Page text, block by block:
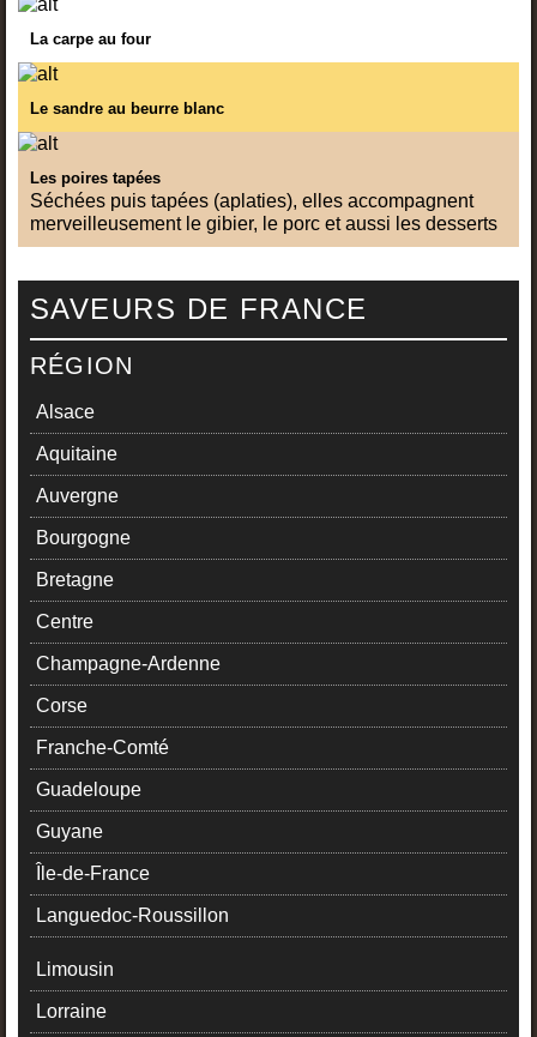
La carpe au four
Le sandre au beurre blanc
Les poires tapées
Séchées puis tapées (aplaties), elles accompagnent
merveilleusement le gibier, le porc et aussi les desserts
SAVEURS DE FRANCE
RÉGION
Alsace
Aquitaine
Auvergne
Bourgogne
Bretagne
Centre
Champagne-Ardenne
Corse
Franche-Comté
Guadeloupe
Guyane
Île-de-France
Languedoc-Roussillon
Limousin
Lorraine